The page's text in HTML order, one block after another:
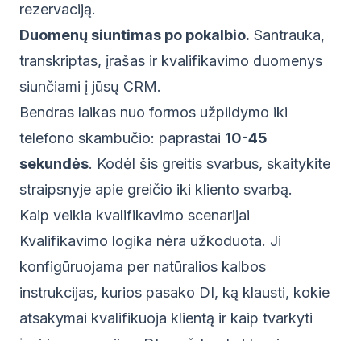
rezervaciją.
Duomenų siuntimas po pokalbio. Santrauka,
transkriptas, įrašas ir kvalifikavimo duomenys
siunčiami į jūsų CRM.
Bendras laikas nuo formos užpildymo iki
telefono skambučio: paprastai 10-45
sekundės. Kodėl šis greitis svarbus, skaitykite
straipsnyje apie greičio iki kliento svarbą.
Kaip veikia kvalifikavimo scenarijai
Kvalifikavimo logika nėra užkoduota. Ji
konfigūruojama per natūralios kalbos
instrukcijas, kurios pasako DI, ką klausti, kokie
atsakymai kvalifikuoja klientą ir kaip tvarkyti